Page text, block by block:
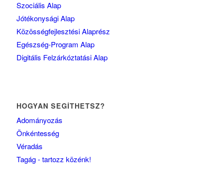
Szociális Alap
Jótékonysági Alap
Közösségfejlesztési Alaprész
Egészség-Program Alap
Digitális Felzárkóztatási Alap
HOGYAN SEGÍTHETSZ?
Adományozás
Önkéntesség
Véradás
Tagág - tartozz közénk!